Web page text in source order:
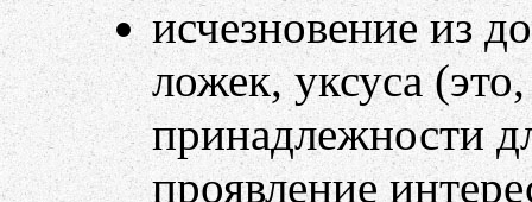
исчезновение из
ложек, уксуса
принадлежности
проявление